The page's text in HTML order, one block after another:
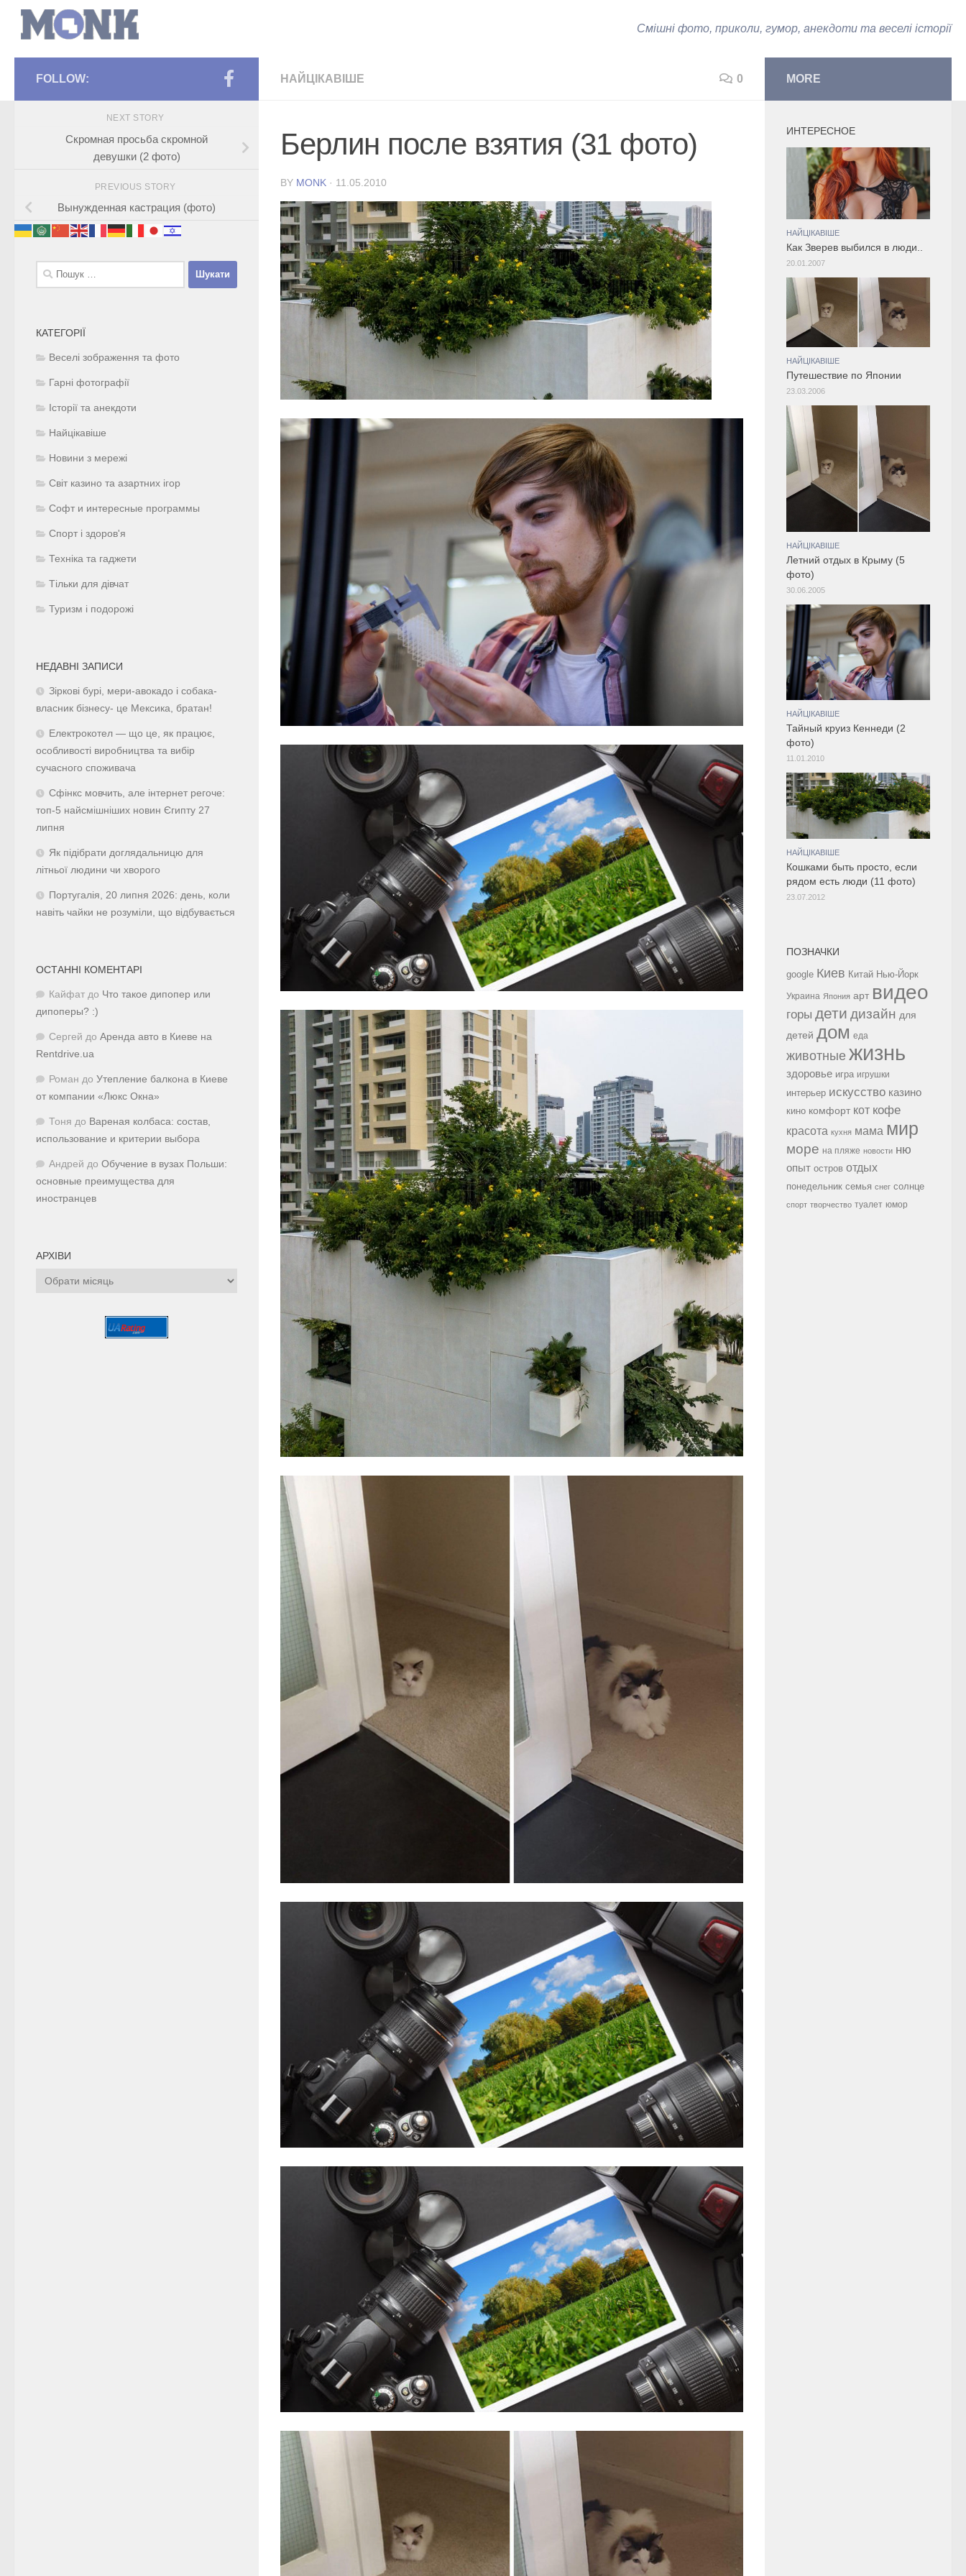
Смішні фото, приколи, гумор, анекдоти та веселі історії
НАЙЦІКАВІШЕ 0
Берлин после взятия (31 фото)
BY MONK · 11.05.2010
FOLLOW:
NEXT STORY
Скромная просьба скромной
девушки (2 фото)
PREVIOUS STORY
Вынужденная кастрация (фото)
Пошук:
КАТЕГОРІЇ
Веселі зображення та фото
Гарні фотографії
Історії та анекдоти
Найцікавіше
Новини з мережі
Світ казино та азартних ігор
Софт и интересные программы
Спорт і здоров'я
Техніка та гаджети
Тільки для дівчат
Туризм і подорожі
НЕДАВНІ ЗАПИСИ
Зіркові бурі, мери-авокадо і собака-
власник бізнесу- це Мексика, братан!
Електрокотел — що це, як працює,
особливості виробництва та вибір
сучасного споживача
Сфінкс мовчить, але інтернет регоче:
топ-5 найсмішніших новин Єгипту 27
липня
Як підібрати доглядальницю для
літньої людини чи хворого
Португалія, 20 липня 2026: день, коли
навіть чайки не розуміли, що відбувається
ОСТАННІ КОМЕНТАРІ
Кайфат до Что такое дипопер или
дипоперы? :)
Сергей до Аренда авто в Киеве на
Rentdrive.ua
Роман до Утепление балкона в Киеве
от компании «Люкс Окна»
Тоня до Вареная колбаса: состав,
использование и критерии выбора
Андрей до Обучение в вузах Польши:
основные преимущества для
иностранцев
АРХІВИ
Архіви
MORE
ИНТЕРЕСНОЕ
НАЙЦІКАВІШЕ
Как Зверев выбился в люди..
20.01.2007
НАЙЦІКАВІШЕ
Путешествие по Японии
23.03.2006
НАЙЦІКАВІШЕ
Летний отдых в Крыму (5
фото)
30.06.2005
НАЙЦІКАВІШЕ
Тайный круиз Кеннеди (2
фото)
11.01.2010
НАЙЦІКАВІШЕ
Кошками быть просто, если
рядом есть люди (11 фото)
23.07.2012
ПОЗНАЧКИ
google Киев Китай Нью-Йорк
Украина Япония арт видео
горы дети дизайн для
детей дом еда
животные жизнь
здоровье игра игрушки
интерьер искусство казино
кино комфорт кот кофе
красота кухня мама мир
море на пляже новости ню
опыт остров отдых
понедельник семья снег солнце
спорт творчество туалет юмор